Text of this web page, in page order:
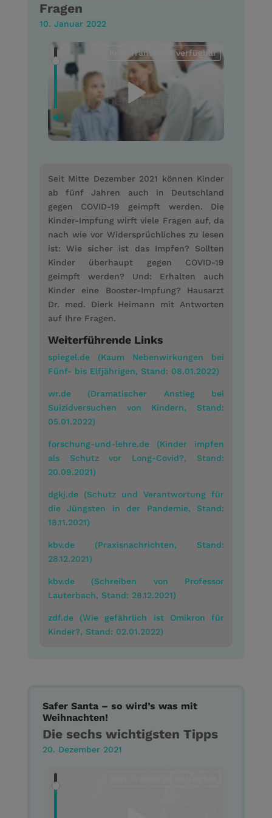
Fragen
10. Januar 2022
Kein Transkript verfügbar
Seit Mitte Dezember 2021 können Kinder
ab fünf Jahren auch in Deutschland
gegen COVID-19 geimpft werden. Die
Kinder-Impfung wirft viele Fragen auf, da
nach wie vor Widersprüchliches zu lesen
ist: Wie sicher ist das Impfen? Sollten
Kinder überhaupt gegen COVID-19
geimpft werden? Und: Erhalten auch
Kinder eine Booster-Impfung? Hausarzt
Dr. med. Dierk Heimann mit Antworten
auf Ihre Fragen.
Weiterführende Links
spiegel.de (Kaum Nebenwirkungen bei
Fünf- bis Elfjährigen, Stand: 08.01.2022)
wr.de (Dramatischer Anstieg bei
Suizidversuchen von Kindern, Stand:
05.01.2022)
forschung-und-lehre.de (Kinder impfen
als Schutz vor Long-Covid?, Stand:
20.09.2021)
dgkj.de (Schutz und Verantwortung für
die Jüngsten in der Pandemie, Stand:
18.11.2021)
kbv.de (Praxisnachrichten, Stand:
28.12.2021)
kbv.de (Schreiben von Professor
Lauterbach, Stand: 28.12.2021)
zdf.de (Wie gefährlich ist Omikron für
Kinder?, Stand: 02.01.2022)
Safer Santa – so wird’s was mit
Weihnachten!
Die sechs wichtigsten Tipps
20. Dezember 2021